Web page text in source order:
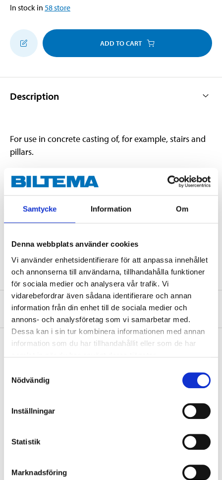
Samtycke Information Om
Denna webbplats använder cookies
Vi använder enhetsidentifierare för att anpassa innehållet
och annonserna till användarna, tillhandahålla funktioner
för sociala medier och analysera vår trafik. Vi
vidarebefordrar även sådana identifierare och annan
information från din enhet till de sociala medier och
annons- och analysföretag som vi samarbetar med.
Dessa kan i sin tur kombinera informationen med annan
information som du har tillhandahållit eller som de har
Nödvändig
Inställningar
Statistik
Marknadsföring
In stock in 58store
ADD TO CART
Description
For use in concrete casting of, for example, stairs and
pillars.
Technical specifications
About the manufacturer
Pay & Collect in your local store within 2 hours! For more information
Other customers also bought